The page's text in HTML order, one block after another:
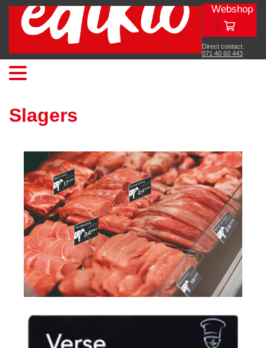
Webshop
Direct contact:
071 40 60 443
Slagers